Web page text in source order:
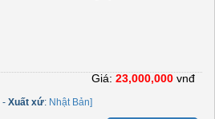
- Xuất xứ: Nhật Bản]
Giá: 23,000,000 vnđ